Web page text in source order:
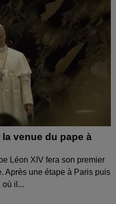
venue du pape à
Léon XIV fera son premier
Après une étape à Paris puis
où il...